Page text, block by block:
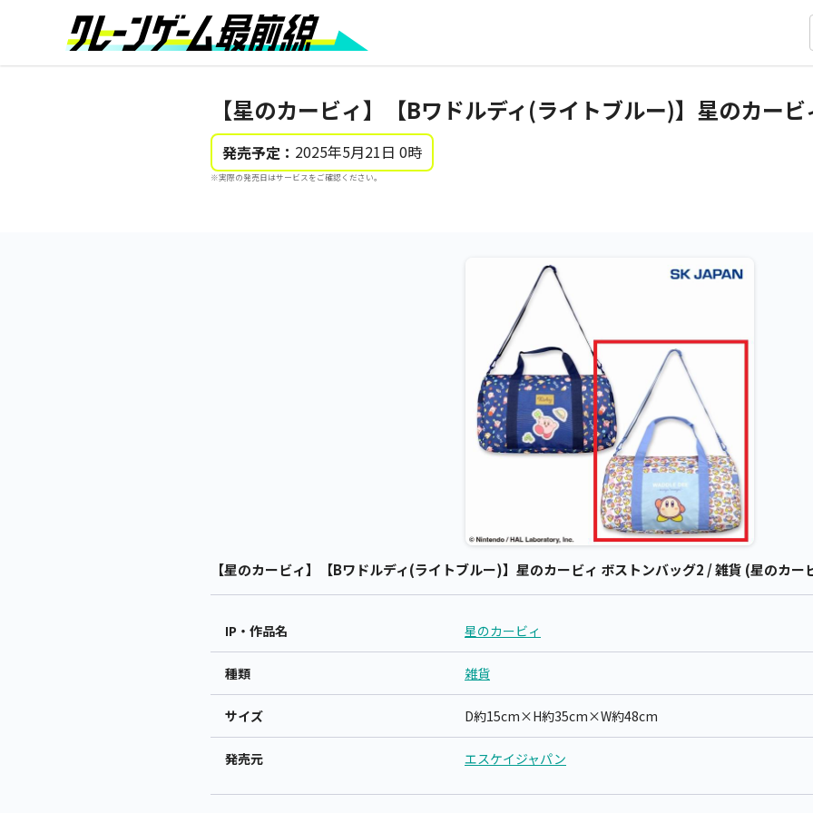
【星のカービィ】【Bワドルディ(ライトブルー)】星のカー
発売予定： 2025年5月21日 0時
※実際の発売日はサービスをご確認ください。
【星のカービィ】【Bワドルディ(ライトブルー)】星のカービィ ボストンバッグ2 / 雑貨 (星のカー
IP・作品名 星のカービィ
種類 雑貨
サイズ D約15cm×H約35cm×W約48cm
発売元 エスケイジャパン